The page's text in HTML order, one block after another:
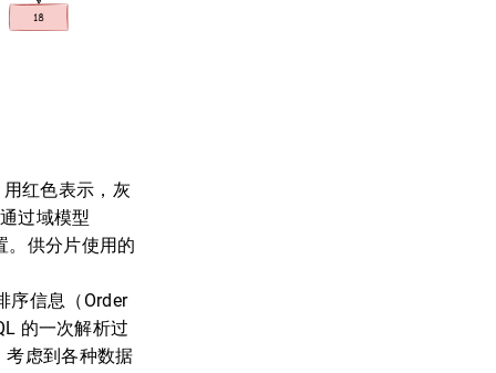
红色表示，灰
过域模型
。供分片使用的
序信息（Order
的一次解析过
考虑到各种数据